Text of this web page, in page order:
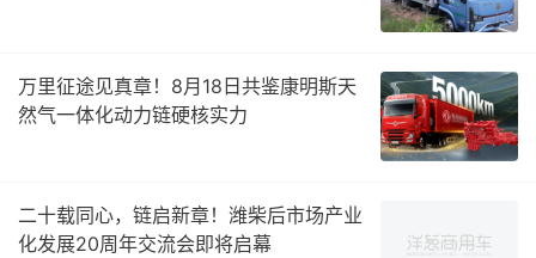
万里征途见真章！8月18日共鉴康明斯天
然气一体化动力链硬核实力
二十载同心，链启新章！潍柴后市场产业
化发展20周年交流会即将启幕